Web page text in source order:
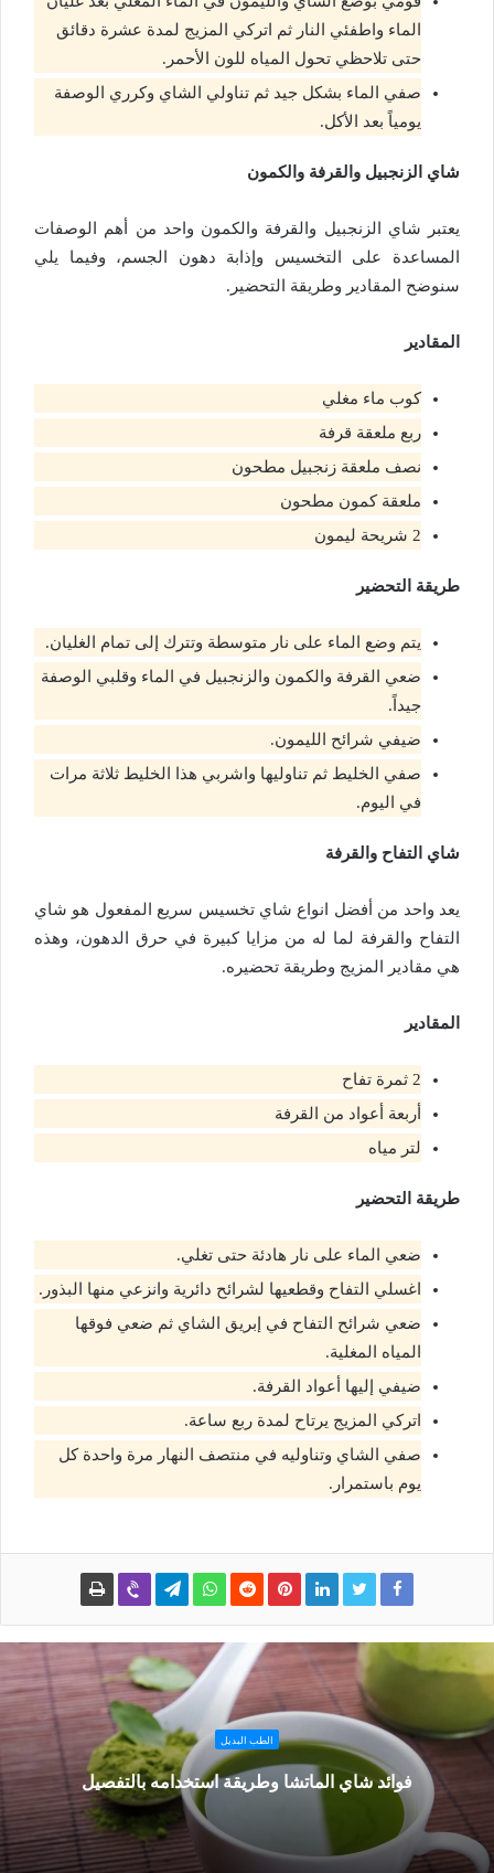
الماء واطفئي النار ثم اتركي المزيج لمدة عشرة دقائق
حتى تلاحظي تحول المياه للون الأحمر.
صفي الماء بشكل جيد ثم تناولي الشاي وكرري الوصفة
يومياً بعد الأكل.
شاي الزنجبيل والقرفة والكمون
يعتبر شاي الزنجبيل والقرفة والكمون واحد من أهم الوصفات
المساعدة على التخسيس وإذابة دهون الجسم، وفيما يلي
سنوضح المقادير وطريقة التحضير.
المقادير
كوب ماء مغلي
ربع ملعقة قرفة
نصف ملعقة زنجبيل مطحون
ملعقة كمون مطحون
2 شريحة ليمون
طريقة التحضير
يتم وضع الماء على نار متوسطة وتترك إلى تمام الغليان.
ضعي القرفة والكمون والزنجبيل في الماء وقلبي الوصفة
جيداً.
ضيفي شرائح الليمون.
صفي الخليط ثم تناوليها واشربي هذا الخليط ثلاثة مرات
في اليوم.
شاي التفاح والقرفة
يعد واحد من أفضل انواع شاي تخسيس سريع المفعول هو شاي
التفاح والقرفة لما له من مزايا كبيرة في حرق الدهون، وهذه
هي مقادير المزيج وطريقة تحضيره.
المقادير
2 ثمرة تفاح
أربعة أعواد من القرفة
لتر مياه
طريقة التحضير
ضعي الماء على نار هادئة حتى تغلي.
اغسلي التفاح وقطعيها لشرائح دائرية وانزعي منها البذور.
ضعي شرائح التفاح في إبريق الشاي ثم ضعي فوقها
المياه المغلية.
ضيفي إليها أعواد القرفة.
اتركي المزيج يرتاح لمدة ربع ساعة.
صفي الشاي وتناوليه في منتصف النهار مرة واحدة كل
يوم باستمرار.
الطب البديل
فوائد شاي الماتشا وطريقة استخدامه بالتفصيل